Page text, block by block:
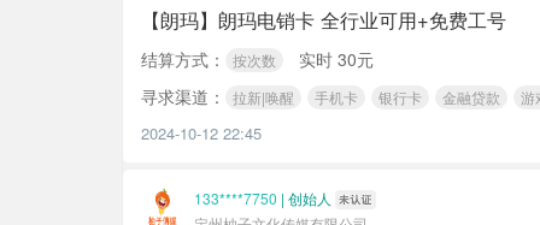
【朗玛】朗玛电销卡 全行业可用+免费工号
结算方式： 按次数
实时 30元
寻求渠道：
拉新|唤醒 手机卡 银行卡 金融贷款 游
2024-10-12 22:45
133****7750 | 创始人